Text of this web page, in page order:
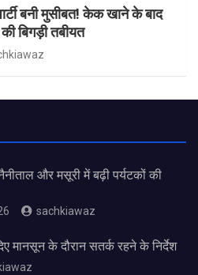
बनी मुसीबत! केक खाने के बाद
बिगड़ी तबीयत
और मसूरी में बढ़ी पर्यटकों की
sachkiawaz
मानसून के दौरान सतर्क रहने के निर्देश